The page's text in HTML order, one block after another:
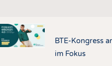
BTE-Kongress
im Fokus